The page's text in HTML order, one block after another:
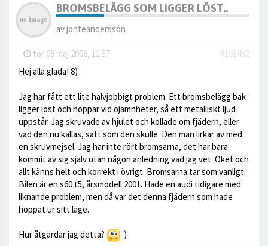
BROMSBELÄGG SOM LIGGER LÖST..
avjonteandersson
- tor 08 maj 2008, 11:37
#191482
Hej alla glada! 8)
Jag har fått ett lite halvjobbigt problem. Ett bromsbelägg bak
ligger löst och hoppar vid ojämnheter, så ett metalliskt ljud
uppstår. Jag skruvade av hjulet och kollade om fjädern, eller
vad den nu kallas, satt som den skulle. Den man lirkar av med
en skruvmejsel. Jag har inte rört bromsarna, det har bara
kommit av sig själv utan någon anledning vad jag vet. Oket och
allt känns helt och korrekt i övrigt. Bromsarna tar som vanligt.
Bilen är en s60 t5, årsmodell 2001. Hade en audi tidigare med
liknande problem, men då var det denna fjädern som hade
hoppat ur sitt läge.
Hur åtgärdar jag detta? -)